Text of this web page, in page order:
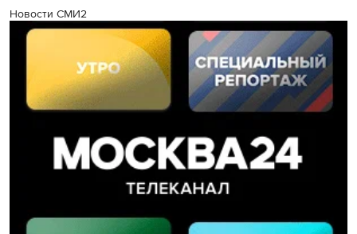
Новости СМИ2